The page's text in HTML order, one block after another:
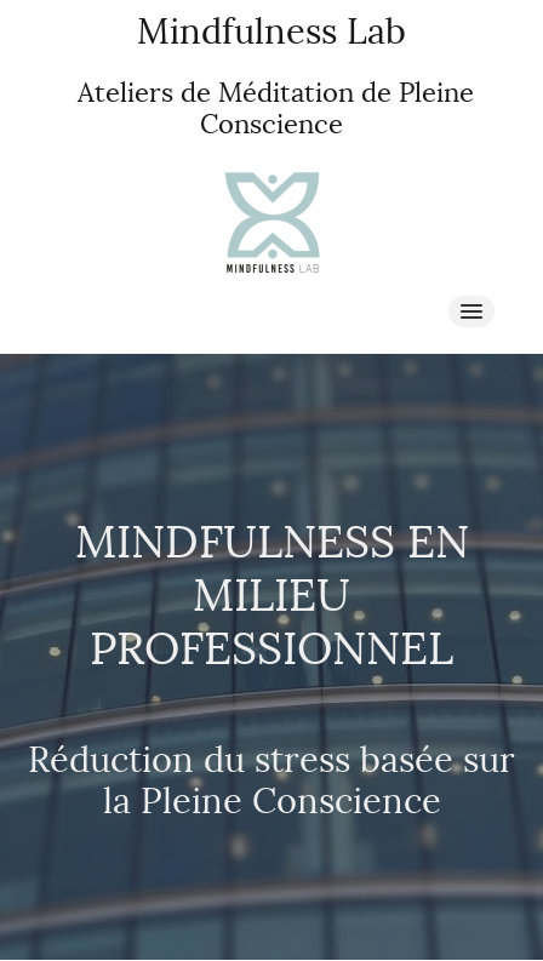
Mindfulness Lab
Ateliers de Méditation de Pleine
Conscience
PLEINE CONSCIENCE
STAGES & RETRAITES
ENTREPRISES
PARTENAIRES
Actualités
CONTACT
MINDFULNESS EN
MILIEU
PROFESSIONNEL
Réduction du stress basée sur
la Pleine Conscience